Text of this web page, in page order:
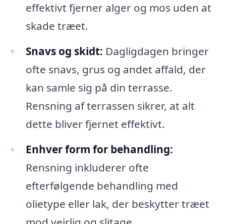
effektivt fjerner alger og mos uden at
skade træet.
Snavs og skidt: Dagligdagen bringer
ofte snavs, grus og andet affald, der
kan samle sig på din terrasse.
Rensning af terrassen sikrer, at alt
dette bliver fjernet effektivt.
Enhver form for behandling:
Rensning inkluderer ofte
efterfølgende behandling med
olietype eller lak, der beskytter træet